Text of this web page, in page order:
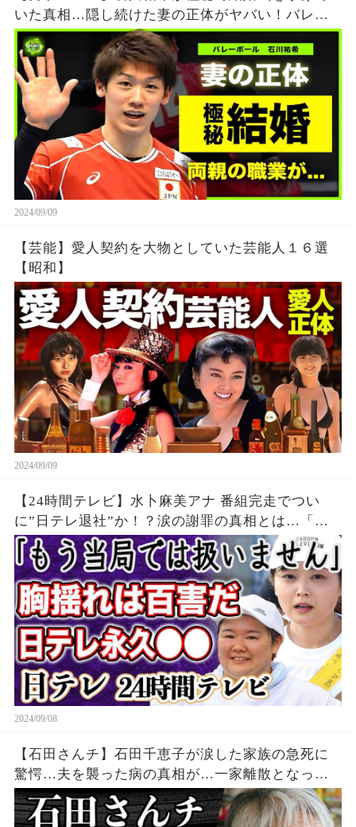
いた真相…隠し続けた妻の正体がヤバい！バレー
ボール日本代表のエースを育てた両親の職業と
は….
2024/09/09
【芸能】愛人契約を大物としていた芸能人１６選
【昭和】
2024/09/09
【24時間テレビ】水卜麻美アナ 番組完走でつい
に”日テレ退社”か！？涙の謝罪の真相とは…「も
う使わない」やす子”バスト問題”などで炎上した
日本テレビとの深い溝がヤバすぎる！？
2024/09/08
【石田さんチ】石田千恵子が涙した家族の急死に
驚愕…夫を襲った病の真相が…一家離散となった
石田家の現在と長男の結婚相手とは…？